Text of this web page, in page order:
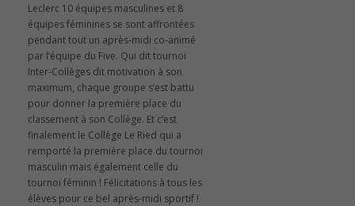
Leclerc 10 équipes masculines et 8
équipes féminines se sont affrontées
pendant tout un après-midi co-animé
par l’équipe du Five. Qui dit tournoi
Inter-Collèges dit motivation à son
maximum, chaque groupe s’est battu
pour donner la première place du
classement à son Collège. Et c’est
finalement le Collège Le Ried qui a
remporté la première place du tournoi
masculin mais également celle du
tournoi féminin ! Félicitations à tous les
élèves pour ce bel après-midi sportif !